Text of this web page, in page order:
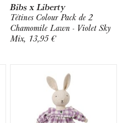
Bibs x Liberty
Tétines Colour Pack de 2
Chamomile Lawn - Violet Sky
Mix, 13,95 €